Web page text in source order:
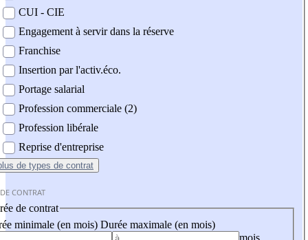
CUI - CIE
Engagement à servir dans la réserve
Franchise
Insertion par l'activ.éco.
Portage salarial
Profession commerciale (2)
Profession libérale
Reprise d'entreprise
de types de contrat
CONTRAT
de contrat
minimale (en mois) Durée maximale (en mois)
mois